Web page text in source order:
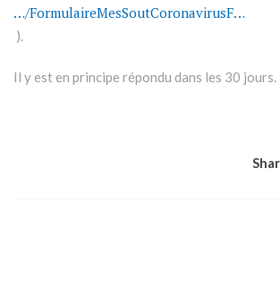
…/FormulaireMesSoutCoronavirusF…
).
Il y est en principe répondu dans les 30 jours.